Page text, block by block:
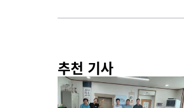
추천 기사